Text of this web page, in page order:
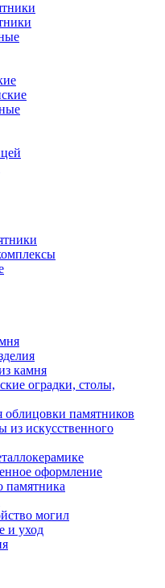
камня
оградки, столы,
облицовки памятников
из искусственного
оформление
памятника
могил
и уход